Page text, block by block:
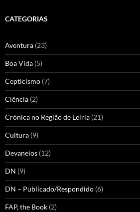
CATEGORIAS
Aventura (23)
Boa Vida (5)
Cepticismo (7)
Ciência (2)
Crónica no Região de Leiria (21)
Cultura (9)
Devaneios (12)
DN (9)
DN – Publicado/Respondido (6)
FAP, the Book (2)